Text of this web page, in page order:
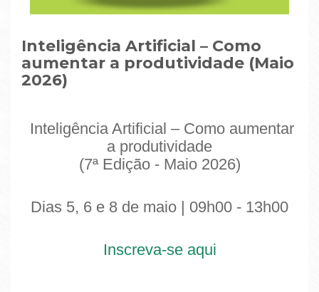
Inteligência Artificial – Como
aumentar a produtividade (Maio
2026)
Inteligência Artificial – Como aumentar
a produtividade
(7ª Edição - Maio 2026)
Dias 5, 6 e 8 de maio | 09h00 - 13h00
Inscreva-se aqui